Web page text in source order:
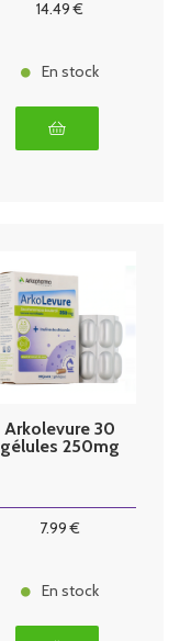
14.49 €
En stock
Arkolevure 30
gélules 250mg
7.99 €
En stock